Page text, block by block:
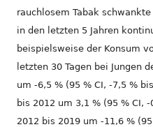
rauchlosem Tabak
in den letzten 5 Jahren
beispielsweise der Konsum
letzten 30 Tagen bei Jungen
um -6,5 % (95 % CI, -7,5 %
bis 2012 um 3,1 % (95 % CI,
2012 bis 2019 um -11,6 %